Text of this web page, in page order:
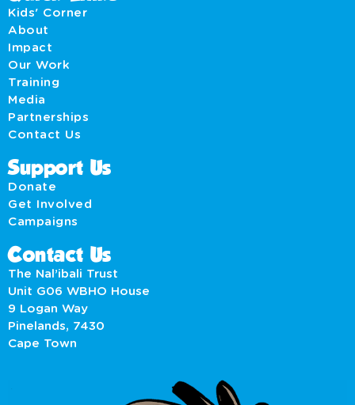
Kids' Corner
About
Impact
Our Work
Training
Media
Partnerships
Contact Us
Support Us
Donate
Get Involved
Campaigns
Contact Us
The Nal’ibali Trust
Unit G06 WBHO House
9 Logan Way
Pinelands, 7430
Cape Town